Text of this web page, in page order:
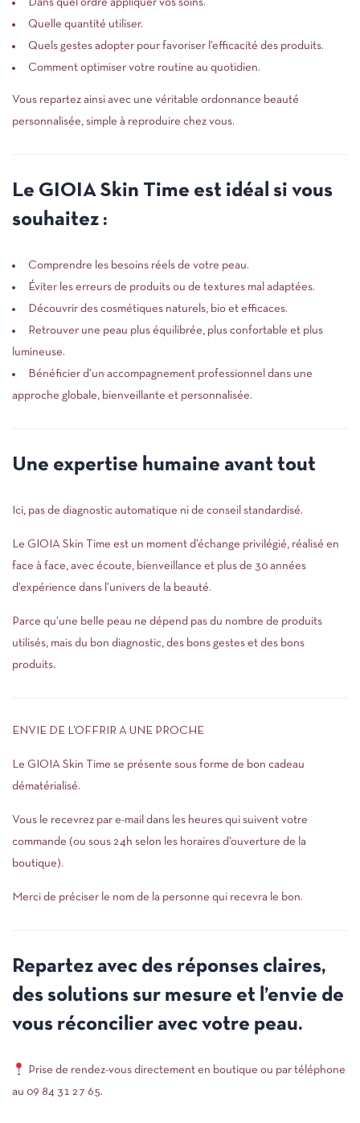
Dans quel ordre appliquer vos soins.
Quelle quantité utiliser.
Quels gestes adopter pour favoriser l’efficacité des produits.
Comment optimiser votre routine au quotidien.
Vous repartez ainsi avec une véritable ordonnance beauté
personnalisée, simple à reproduire chez vous.
Le GIOIA Skin Time est idéal si vous
souhaitez :
Comprendre les besoins réels de votre peau.
Éviter les erreurs de produits ou de textures mal adaptées.
Découvrir des cosmétiques naturels, bio et efficaces.
Retrouver une peau plus équilibrée, plus confortable et plus
lumineuse.
Bénéficier d’un accompagnement professionnel dans une
approche globale, bienveillante et personnalisée.
Une expertise humaine avant tout
Ici, pas de diagnostic automatique ni de conseil standardisé.
Le GIOIA Skin Time est un moment d’échange privilégié, réalisé en
face à face, avec écoute, bienveillance et plus de 30 années
d’expérience dans l’univers de la beauté.
Parce qu’une belle peau ne dépend pas du nombre de produits
utilisés, mais du bon diagnostic, des bons gestes et des bons
produits.
ENVIE DE L’OFFRIR A UNE PROCHE
Le GIOIA Skin Time se présente sous forme de bon cadeau
dématérialisé.
Vous le recevrez par e-mail dans les heures qui suivent votre
commande (ou sous 24h selon les horaires d’ouverture de la
boutique).
Merci de préciser le nom de la personne qui recevra le bon.
Repartez avec des réponses claires,
des solutions sur mesure et l’envie de
vous réconcilier avec votre peau.
Prise de rendez-vous directement en boutique ou par téléphone
au 09 84 31 27 65.
Réductions immédiates à chaque
commande !
En rejoignant gratuitement, notre programme fidélité
Je m'abonne